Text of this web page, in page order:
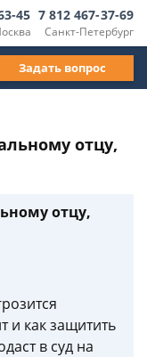
45
Санкт-Петербург
7 812 467-37-69
Задать вопрос
отцу,
отцу,
и как защитить
в суд на